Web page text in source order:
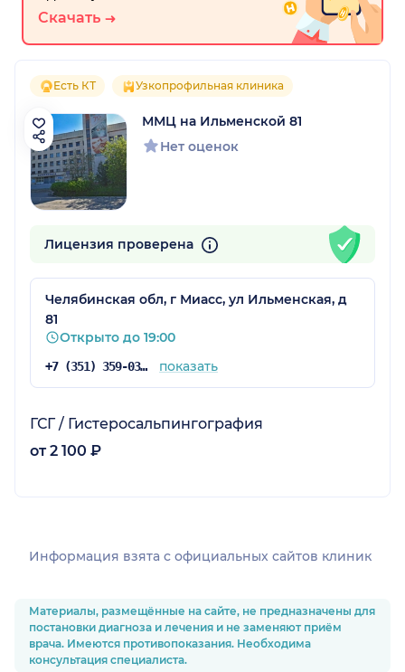
Скачать
Есть КТ Узкопрофильная клиника
ММЦ на Ильменской 81
Нет оценок
Лицензия проверена
Челябинская обл, г Миасс, ул Ильменская, д
81
Открыто до 19:00
+7 (351) 359-03-03 показать
ГСГ / Гистеросальпингография
от 2 100 ₽
Информация взята c официальных сайтов клиник
Материалы, размещённые на сайте, не предназначены для
постановки диагноза и лечения и не заменяют приём
врача. Имеются противопоказания. Необходима
консультация специалиста.